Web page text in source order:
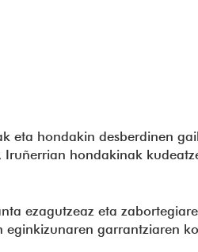
eta hondakin desberdinen
hondakinak
ezagutzeaz eta
garrantziaren